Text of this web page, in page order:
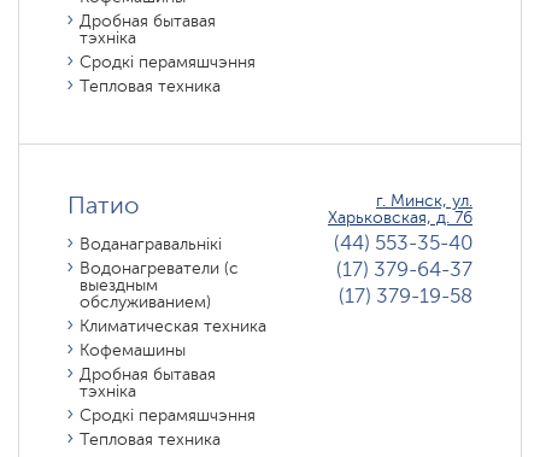
Дробная бытавая
тэхніка
Сродкі перамяшчэння
Тепловая техника
Патио
Воданагравальнікі
Водонагреватели (с
выездным
обслуживанием)
Климатическая техника
Кофемашины
Дробная бытавая
тэхніка
Сродкі перамяшчэння
Тепловая техника
г. Минск, ул.
Харьковская, д. 76
(44) 553-35-40
(17) 379-64-37
(17) 379-19-58